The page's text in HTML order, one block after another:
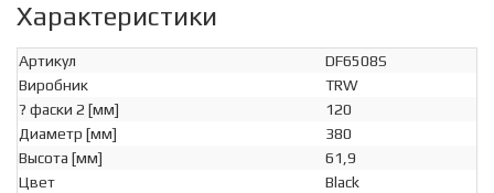
Характеристики
Артикул
DF6508S
Виробник
TRW
? фаски 2 [мм]
120
Диаметр [мм]
380
Высота [мм]
61,9
Цвет
Black